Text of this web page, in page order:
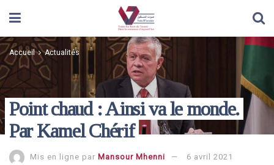
Accueil Actualités
Point chaud : Ainsi va le monde.
Par Kamel Chérif
Mis en ligne par Mansour Mhenni 6 avril 2021